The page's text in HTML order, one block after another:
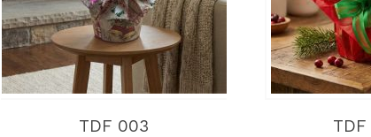
TDF 003
TDF